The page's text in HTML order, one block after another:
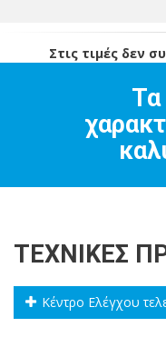
Στις τιμές δεν
Τα
ΤΕΧΝΙΚΈΣ
Κέντρο Ελέγχου